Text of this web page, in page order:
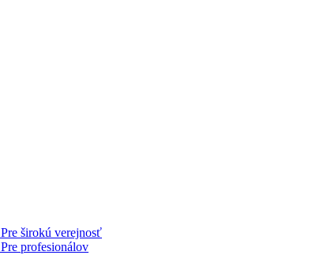
Pre širokú verejnosť
Pre profesionálov